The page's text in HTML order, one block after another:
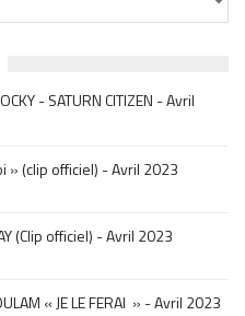
- SATURN CITIZEN - Avril
» (clip officiel) - Avril 2023
(Clip officiel) - Avril 2023
« JE LE FERAI » - Avril 2023